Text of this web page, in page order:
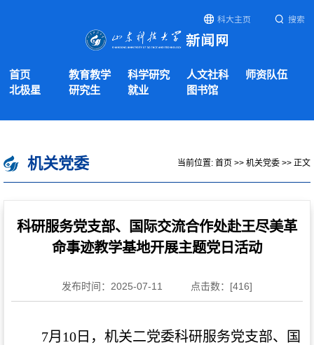
科大主页 搜索
首页 教育教学 科学研究 人文社科
师资队伍
北极星
研究生 就业 图书馆
机关党委 当前位置: 首页 >> 机关党委 >> 正文
科研服务党支部、国际交流合作处赴王尽美革
命事迹教学基地开展主题党日活动
发布时间：2025-07-11 点击数：[416]
7月 10 日，机关二党委科研服务党支部、国